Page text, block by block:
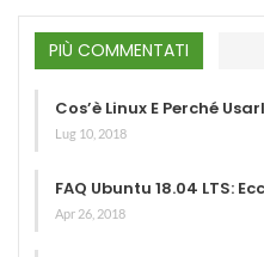
PIÙ COMMENTATI
Cos’è Linux E Perché
Lug 10, 2018
FAQ Ubuntu 18.04 LTS:
Apr 26, 2018